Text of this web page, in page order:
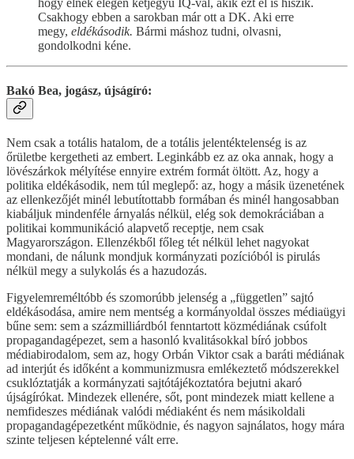
Csakhogy ebben a sarokban már ott a DK. Aki erre
megy, eldékásodik. Bármi máshoz tudni, olvasni,
gondolkodni kéne.
Bakó Bea, jogász, újságíró:
Nem csak a totális hatalom, de a totális jelentéktelenség is az
őrületbe kergetheti az embert. Leginkább ez az oka annak, hogy a
lövészárkok mélyítése ennyire extrém formát öltött. Az, hogy a
politika eldékásodik, nem túl meglepő: az, hogy a másik üzenetének
az ellenkezőjét minél lebutítottabb formában és minél hangosabban
kiabáljuk mindenféle árnyalás nélkül, elég sok demokráciában a
politikai kommunikáció alapvető receptje, nem csak
Magyarországon. Ellenzékből főleg tét nélkül lehet nagyokat
mondani, de nálunk mondjuk kormányzati pozícióból is pirulás
nélkül megy a sulykolás és a hazudozás.
Figyelemreméltóbb és szomorúbb jelenség a „független” sajtó
eldékásodása, amire nem mentség a kormányoldal összes médiaügyi
bűne sem: sem a százmilliárdból fenntartott közmédiának csúfolt
propagandagépezet, sem a hasonló kvalitásokkal bíró jobbos
médiabirodalom, sem az, hogy Orbán Viktor csak a baráti médiának
ad interjút és időként a kommunizmusra emlékeztető módszerekkel
csuklóztatják a kormányzati sajtótájékoztatóra bejutni akaró
újságírókat. Mindezek ellenére, sőt, pont mindezek miatt kellene a
nemfideszes médiának valódi médiaként és nem másikoldali
propagandagépezetként működnie, és nagyon sajnálatos, hogy mára
szinte teljesen képtelenné vált erre.